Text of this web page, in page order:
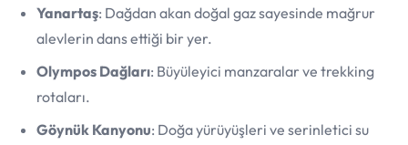
Yanartaş: Dağdan akan doğal gaz sayesinde mağrur
alevlerin dans ettiği bir yer.
Olympos Dağları: Büyüleyici manzaralar ve trekking
rotaları.
Göynük Kanyonu: Doğa yürüyüşleri ve serinletici su